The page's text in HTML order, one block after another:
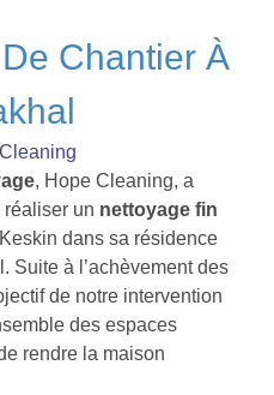
Chantier À
, Hope Cleaning, a
réaliser un nettoyage fin
dans sa résidence
Suite à l’achèvement des
de notre intervention
des espaces
rendre la maison